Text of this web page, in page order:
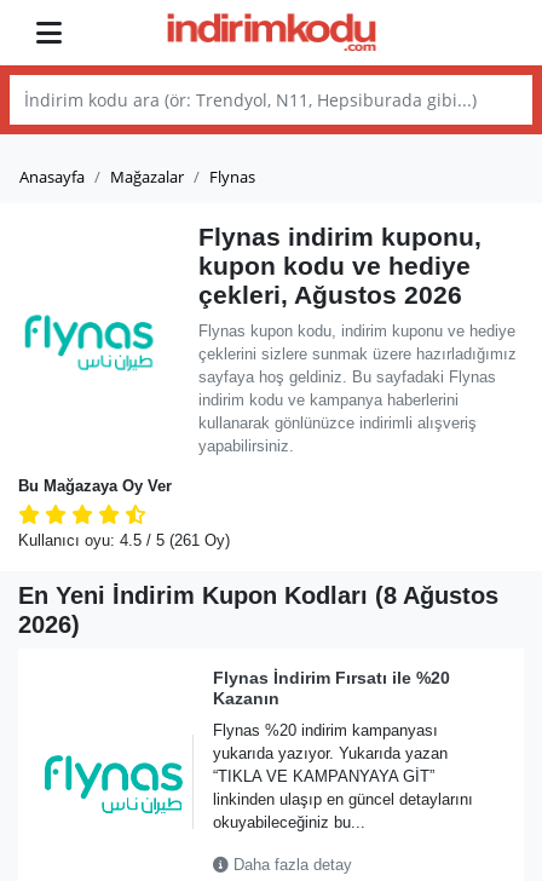
Anasayfa Mağazalar Flynas
Bu Mağazaya Oy Ver
Kullanıcı oyu: 4.5 / 5 (261 Oy)
Flynas indirim kuponu,
kupon kodu ve hediye
çekleri, Ağustos 2026
Flynas kupon kodu, indirim kuponu ve hediye
çeklerini sizlere sunmak üzere hazırladığımız
sayfaya hoş geldiniz. Bu sayfadaki Flynas
indirim kodu ve kampanya haberlerini
kullanarak gönlünüzce indirimli alışveriş
yapabilirsiniz.
En Yeni İndirim Kupon Kodları (8 Ağustos
2026)
Flynas İndirim Fırsatı ile %20
Kazanın
Flynas %20 indirim kampanyası
yukarıda yazıyor. Yukarıda yazan
“TIKLA VE KAMPANYAYA GİT”
linkinden ulaşıp en güncel detaylarını
okuyabileceğiniz bu...
Daha fazla detay